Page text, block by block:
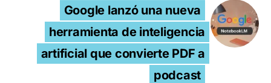
Google lanzó una nueva
herramienta de inteligencia
artificial que convierte PDF a
podcast